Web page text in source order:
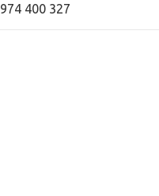
974 400 327